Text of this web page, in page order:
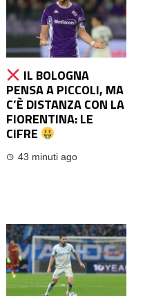
IL BOLOGNA
PENSA A PICCOLI, MA
C’È DISTANZA CON LA
FIORENTINA: LE
CIFRE
43 minuti ago